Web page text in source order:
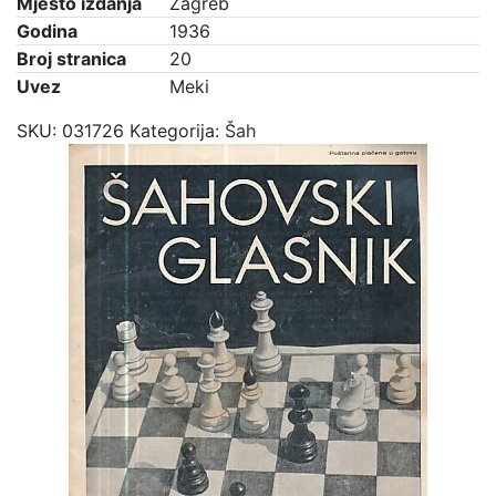
Godina
1936
Broj stranica
20
Uvez
Meki
SKU: 031726 Kategorija: Šah